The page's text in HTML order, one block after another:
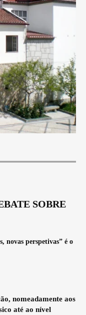
SOBRE
novas perspetivas” é o
nomeadamente aos
até ao nível